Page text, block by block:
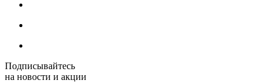
Подписывайтесь
на новости и акции